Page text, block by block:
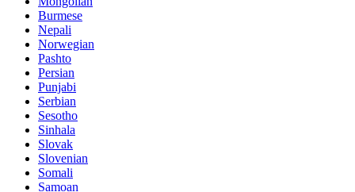
Burmese
Nepali
Norwegian
Pashto
Persian
Punjabi
Serbian
Sesotho
Sinhala
Slovak
Slovenian
Somali
Samoan